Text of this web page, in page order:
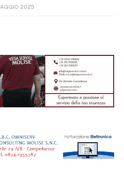
2025